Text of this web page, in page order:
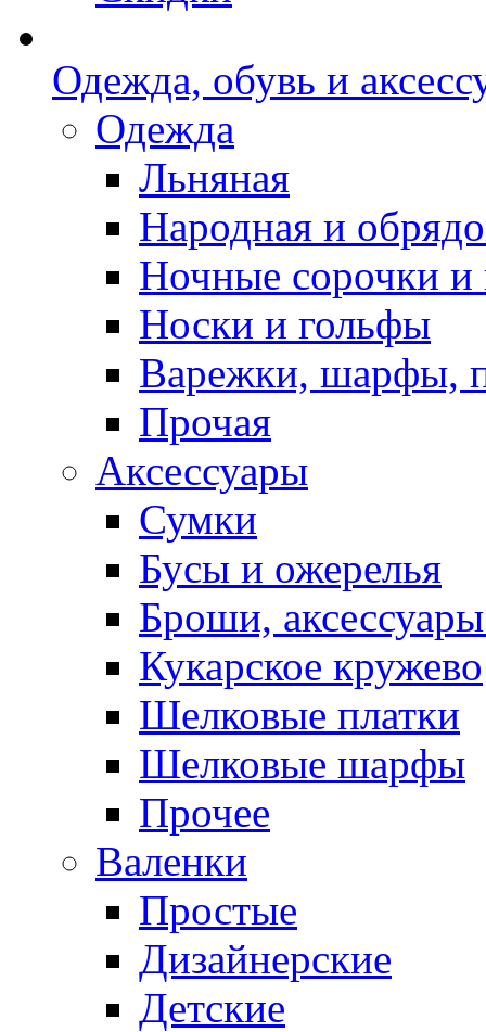
Одежда, обувь и
Одежда
Льняная
Народная и
Ночные сорочки
Носки и гольфы
Варежки, шарфы,
Прочая
Аксессуары
Сумки
Бусы и ожерелья
Броши,
Кукарское кружево
Шелковые платки
Шелковые шарфы
Прочее
Валенки
Простые
Дизайнерские
Детские